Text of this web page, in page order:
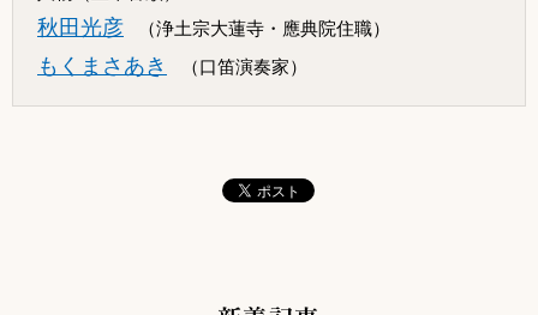
秋田光彦 （浄土宗大蓮寺・應典院住職）
もくまさあき （口笛演奏家）